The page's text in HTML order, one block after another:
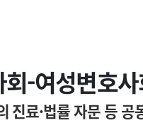
-여성변호
진료·법률 자문 등 공